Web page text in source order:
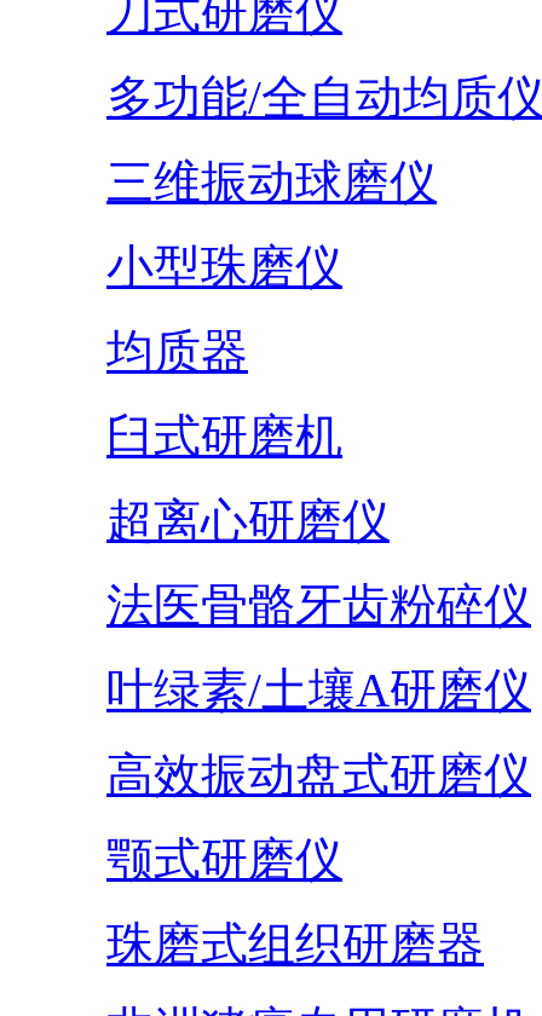
刀式研磨仪
多功能/全自动均质
三维振动球磨仪
小型珠磨仪
均质器
臼式研磨机
超离心研磨仪
法医骨骼牙齿粉碎仪
叶绿素/土壤A研磨仪
高效振动盘式研磨仪
颚式研磨仪
珠磨式组织研磨器